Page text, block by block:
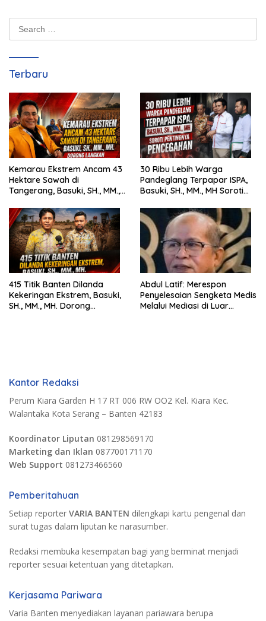
Search
for:
Terbaru
Kemarau Ekstrem Ancam 43
Hektare Sawah di
Tangerang, Basuki, SH., MM.,
Pemerintah
30 Ribu Lebih Warga
Pandeglang Terpapar ISPA,
Basuki, SH., MM., MH Soroti
415 Titik Banten Dilanda
Kekeringan Ekstrem, Basuki,
SH., MM., MH. Dorong
Abdul Latif: Merespon
Penyelesaian Sengketa Medis
Melalui Mediasi di Luar
Kantor Redaksi
Perum Kiara Garden H 17 RT 006 RW OO2 Kel. Kiara Kec.
Walantaka Kota Serang – Banten 42183
Koordinator Liputan 081298569170
Marketing dan Iklan 087700171170
Web Support 081273466560
Pemberitahuan
Setiap reporter VARIA BANTEN dilengkapi kartu pengenal dan
surat tugas dalam liputan ke narasumber.
Redaksi membuka kesempatan bagi yang berminat menjadi
reporter sesuai ketentuan yang ditetapkan.
Kerjasama Pariwara
Varia Banten menyediakan layanan pariawara berupa